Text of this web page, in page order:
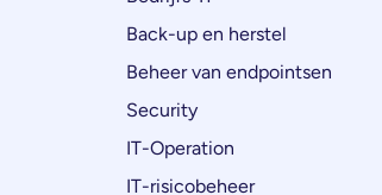
Back-up en herstel
Beheer van endpointsen
Security
IT-Operation
IT-risicobeheer